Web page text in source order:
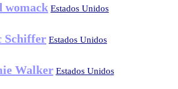
womack Estados Unidos
Schiffer Estados Unidos
Walker Estados Unidos